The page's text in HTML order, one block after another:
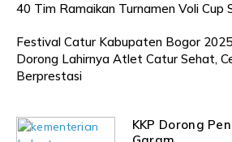
40 Tim Ramaikan Turnamen Voli Cup
Festival Catur Kabupaten Bogor
Dorong Lahirnya Atlet Catur Sehat,
Berprestasi
KKP Dorong